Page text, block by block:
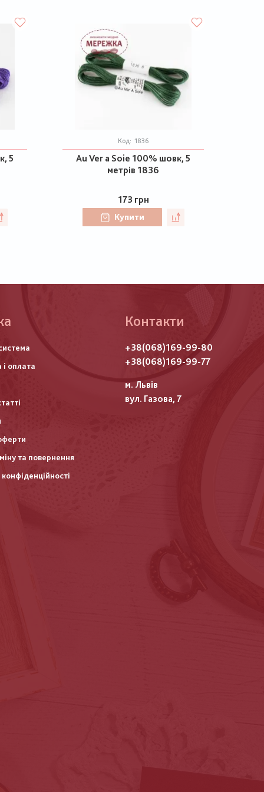
5
Код: 1836
Au Ver a Soie 100% шовк, 5
метрів 1836
173 грн
Купити
і оплата
та повернення
Контакти
+38(068)169-99-80
+38(068)169-99-77
м. Львів
вул. Газова, 7